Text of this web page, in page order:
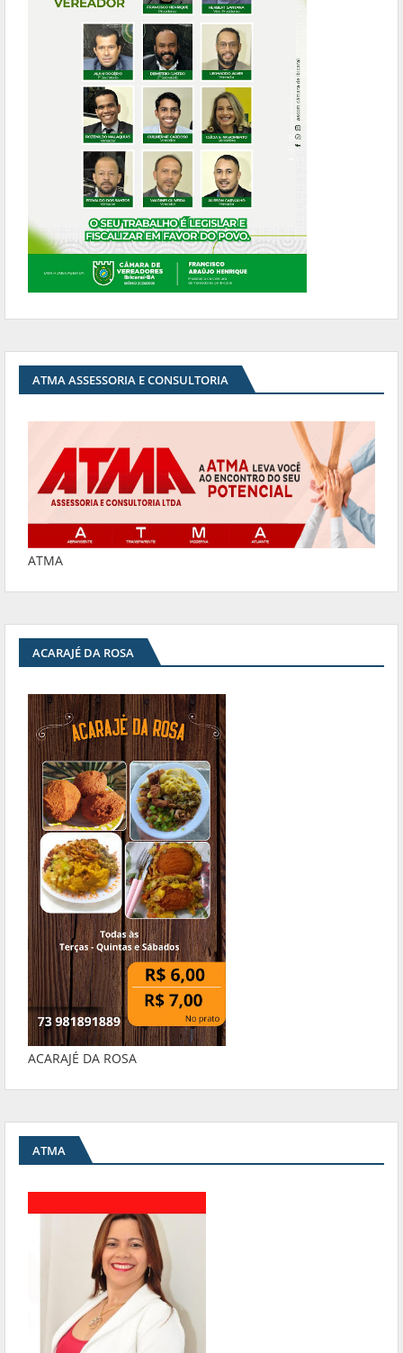
ATMA ASSESSORIA E CONSULTORIA
ATMA
ACARAJÉ DA ROSA
ACARAJÉ DA ROSA
ATMA